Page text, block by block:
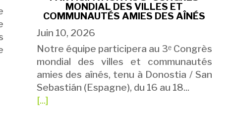
MONDIAL DES VILLES ET
COMMUNAUTÉS AMIES DES AÎNÉS
Juin 10, 2026
Notre équipe participera au 3ᵉ Congrès
mondial des villes et communautés
amies des aînés, tenu à Donostia / San
Sebastián (Espagne), du 16 au 18...
[...]